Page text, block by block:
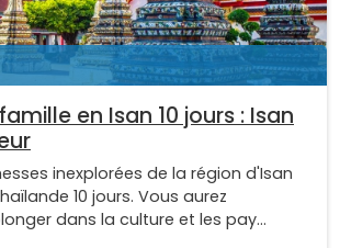
en Isan 10 jours : Isan
inexplorées de la région d'Isan
10 jours. Vous aurez
dans la culture et les pay...